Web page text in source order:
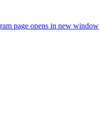
page opens in new window